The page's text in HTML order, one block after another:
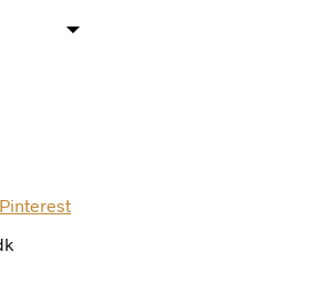
Pinterest